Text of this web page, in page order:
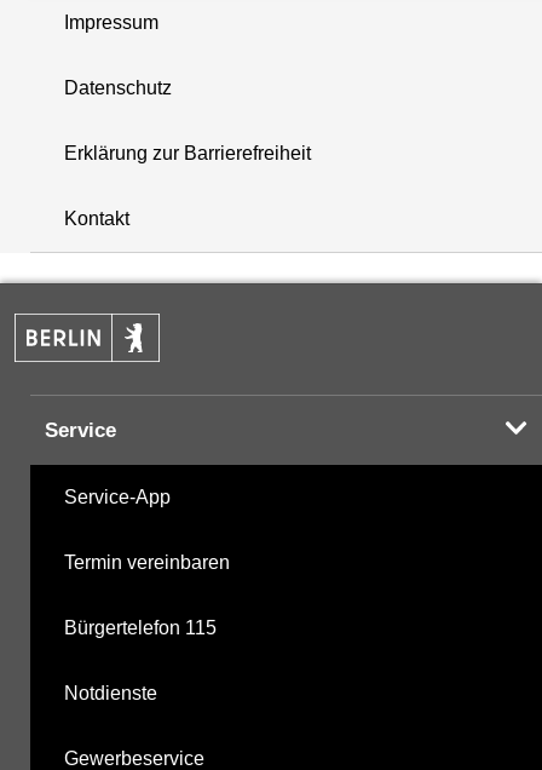
+
−
Impressum
Datenschutz
Erklärung zur Barrierefreiheit
Kontakt
Service
Service-App
Termin vereinbaren
Bürgertelefon 115
Notdienste
Gewerbeservice